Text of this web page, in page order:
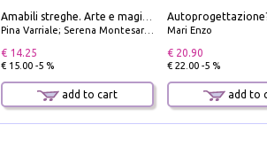
Pina Varriale; Serena Montesarchio
€ 14.25
€ 15.00 -5 %
add to cart
Mari Enzo
€ 20.90
€ 22.00 -5 %
add to